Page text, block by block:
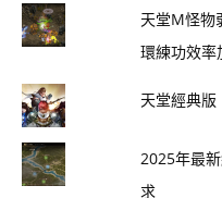
天堂M怪物
環練功效率
天堂經典
2025年最
求